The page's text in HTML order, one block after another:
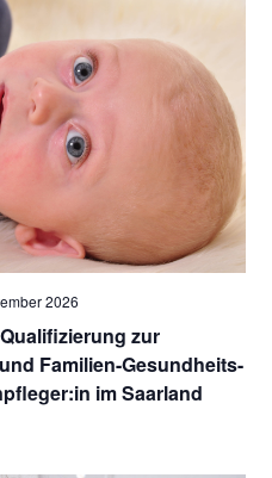
zur
Familien-Gesundheits-
im Saarland
2026